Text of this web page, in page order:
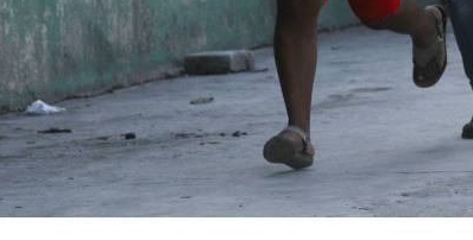
أنهما كانا يُريدان تجنيد عسكريين «مقرّبين من
وكشفت أجهزة الأمن الأوكرانية أن أحد أعضاء
في تصريحات لصحيفة «بوليتيكا» الصربية قبل وصوله
«الفاضح» للسفارة الصينية في يوغوسلافيا عام